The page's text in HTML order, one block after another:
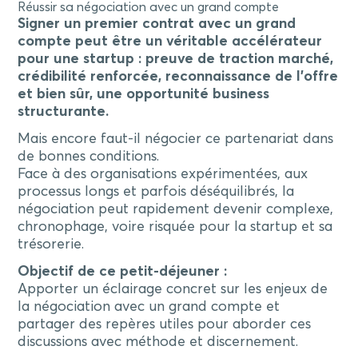
Réussir sa négociation avec un grand compte
Signer un premier contrat avec un grand
compte peut être un véritable accélérateur
pour une startup : preuve de traction marché,
crédibilité renforcée, reconnaissance de l’offre
et bien sûr, une opportunité business
structurante.
Mais encore faut-il négocier ce partenariat dans
de bonnes conditions.
Face à des organisations expérimentées, aux
processus longs et parfois déséquilibrés, la
négociation peut rapidement devenir complexe,
chronophage, voire risquée pour la startup et sa
trésorerie.
Objectif de ce petit-déjeuner :
Apporter un éclairage concret sur les enjeux de
la négociation avec un grand compte et
partager des repères utiles pour aborder ces
discussions avec méthode et discernement.